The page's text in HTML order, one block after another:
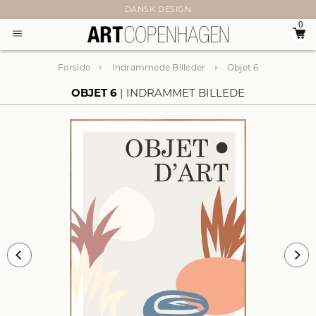
DANSK DESIGN
0
Forside Indrammede Billeder Objet 6
OBJET 6 INDRAMMET BILLEDE